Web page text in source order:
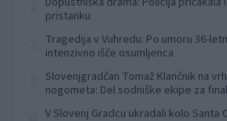
pristanku
Tragedija v Vuhredu: Po umoru 36-
intenzivno išče osumljenca
Slovenjgradčan Tomaž Klančnik na
nogometa: Del sodniške ekipe za
V Slovenj Gradcu ukradali kolo Santa